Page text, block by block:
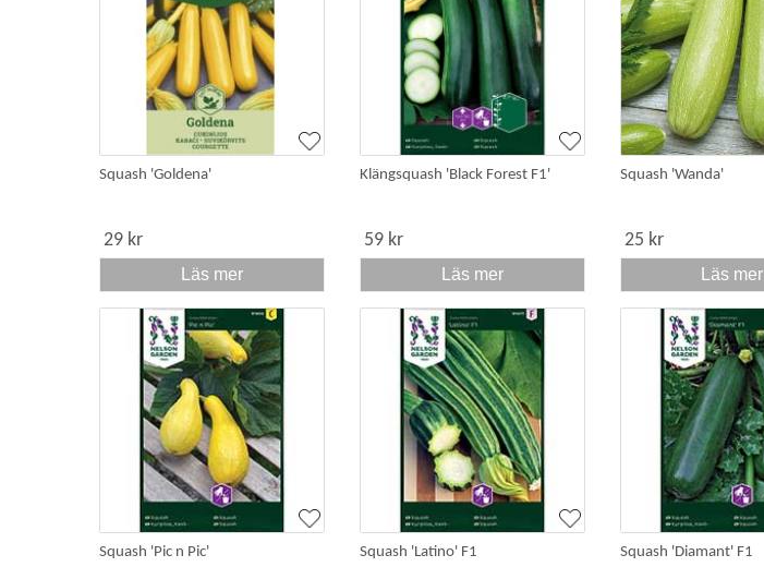
Squash 'Goldena'
29 kr
Läs mer
Klängsquash 'Black Forest F1'
59 kr
Läs mer
Squash 'Wanda'
25 kr
Läs mer
Squash 'Pic n Pic' Squash 'Latino' F1 Squash 'Diamant' F1